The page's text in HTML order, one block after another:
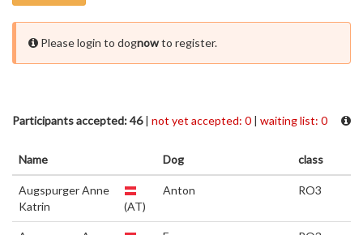
Please login to dognowto register.
Participants accepted: 46| not yet accepted: 0 | waiting list: 0
Name Dog class
Augspurger Anne
Katrin
(AT)
Anton RO3